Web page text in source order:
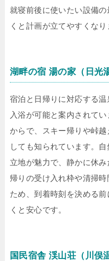
就寝前後に使いたい設備
くと計画が立てやすくなり
湖畔の宿 湯の家（日光
宿泊と日帰りに対応する
入浴が可能と案内されて
からで、スキー帰りや峠
しても知られています。
立地が魅力で、静かに休
帰りの受け入れ枠や清掃
ため、到着時刻を決める
くと安心です。
国民宿舎 渓山荘（川俣